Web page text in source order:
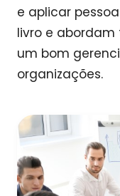
e aplicar
livro e abordam
um bom
organizações.